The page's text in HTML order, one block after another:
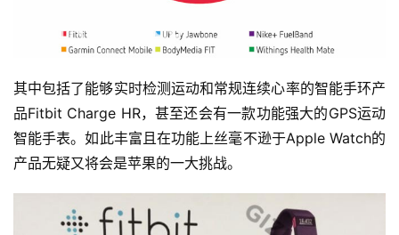
练
视
频
其中包括了能够实时检测运动和常规连续心率的智能手环产
品Fitbit Charge HR，甚至还会有一款功能强大的GPS运动
智能手表。如此丰富且在功能上丝毫不逊于Apple Watch的
产品无疑又将会是苹果的一大挑战。